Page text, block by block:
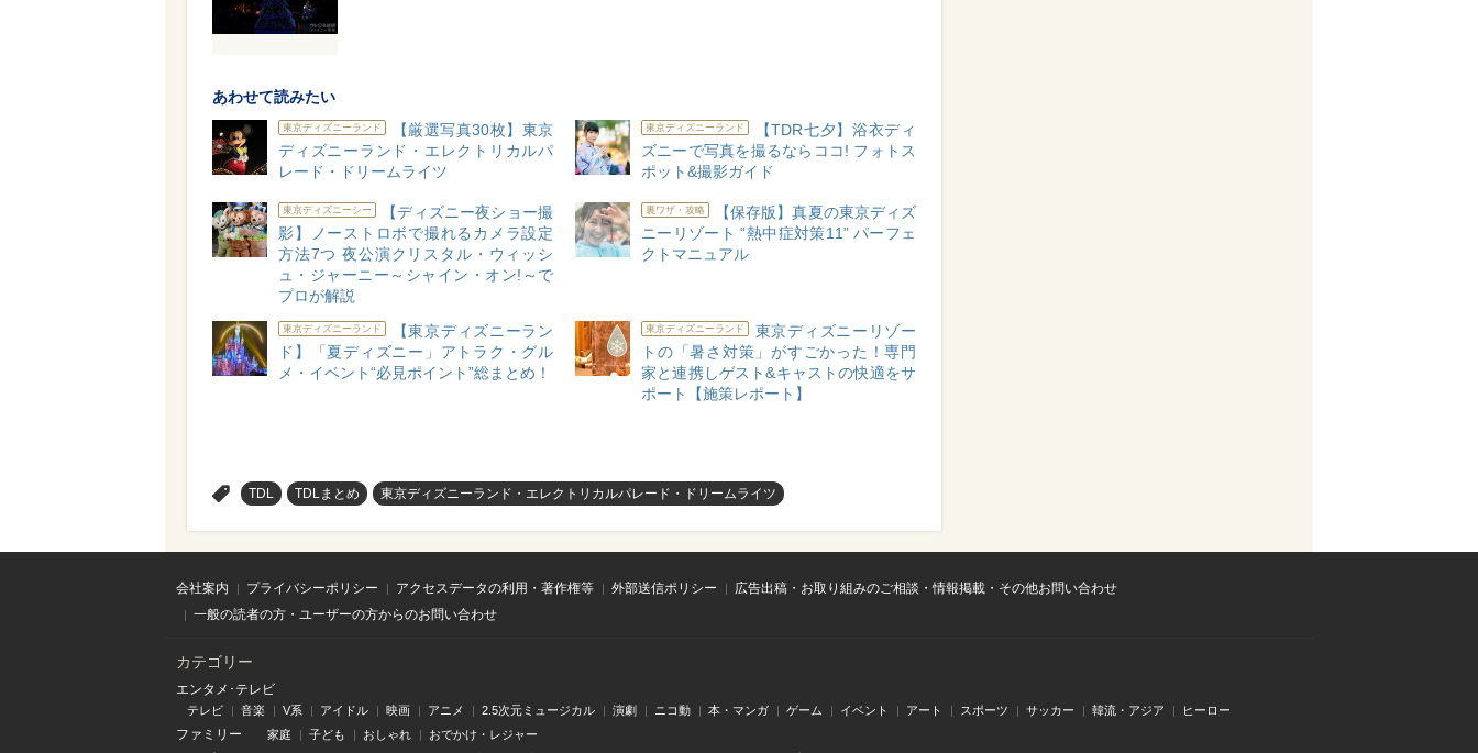
あわせて読みたい
東京ディズニーランド
【厳選写真30枚】東京
ディズニーランド・エレクトリカルパ
レード・ドリームライツ
東京ディズニーランド
【TDR七夕】浴衣ディ
ズニーで写真を撮るならココ! フォトス
ポット&撮影ガイド
東京ディズニーシー
【ディズニー夜ショー撮
影】ノーストロボで撮れるカメラ設定
方法7つ 夜公演クリスタル・ウィッシ
ュ・ジャーニー～シャイン・オン!～で
プロが解説
裏ワザ・攻略
【保存版】真夏の東京ディズ
ニーリゾート “熱中症対策11” パーフェ
クトマニュアル
東京ディズニーランド
【東京ディズニーラン
ド】「夏ディズニー」アトラク・グル
メ・イベント“必見ポイント”総まとめ！
東京ディズニーランド
東京ディズニーリゾー
トの「暑さ対策」がすごかった！専門
家と連携しゲスト&キャストの快適をサ
ポート【施策レポート】
TDL TDLまとめ 東京ディズニーランド・エレクトリカルパレード・ドリームライツ
会社案内 プライバシーポリシー アクセスデータの利用・著作権等 外部送信ポリシー
広告出稿・お取り組みのご相談・情報掲載・その他お問い合わせ
一般の読者の方・ユーザーの方からのお問い合わせ
カテゴリー
エンタメ･テレビ
テレビ 音楽 V系 アイドル 映画 アニメ 2.5次元ミュージカル 演劇 ニコ動 本・マンガ ゲーム イベント アート スポーツ サッカー 韓流・アジア ヒーロー
ファミリー 家庭 子ども おしゃれ おでかけ・レジャー